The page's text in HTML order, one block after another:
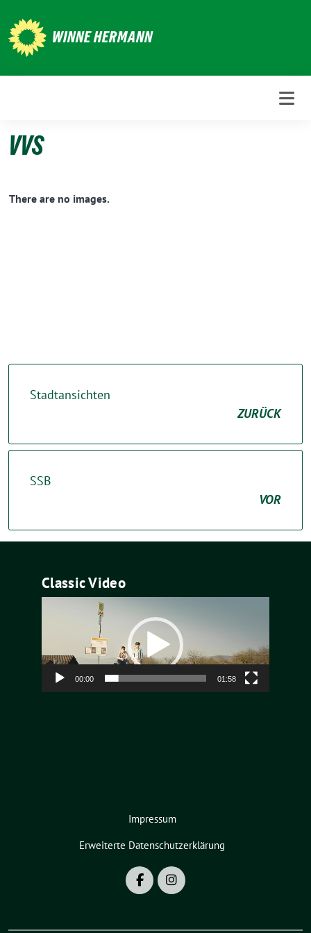
zum
Inhalt
WINNE HERMANN
VVS
There are no images.
Stadtansichten
ZURÜCK
SSB
VOR
Classic Video
00:00 01:58
Impressum
Erweiterte Datenschutzerklärung